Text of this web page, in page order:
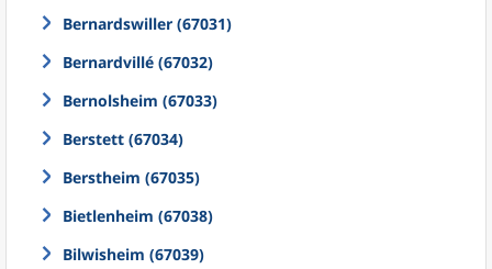
Bernardswiller (67031)
Bernardvillé (67032)
Bernolsheim (67033)
Berstett (67034)
Berstheim (67035)
Bietlenheim (67038)
Bilwisheim (67039)